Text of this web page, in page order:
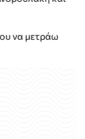
να μετράω